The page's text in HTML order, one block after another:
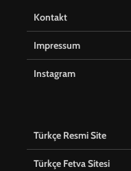
Kontakt
Impressum
Instagram
Türkçe Resmi Site
Türkçe Fetva Sitesi